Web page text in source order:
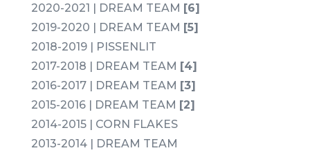
2020-2021 | DREAM TEAM [6]
2019-2020 | DREAM TEAM [5]
2018-2019 | PISSENLIT
2017-2018 | DREAM TEAM [4]
2016-2017 | DREAM TEAM [3]
2015-2016 | DREAM TEAM [2]
2014-2015 | CORN FLAKES
2013-2014 | DREAM TEAM